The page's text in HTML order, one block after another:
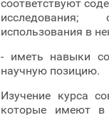
соответствуют
исследования;
использования в
- иметь навыки
научную позицию.
Изучение курса
которые имеют в